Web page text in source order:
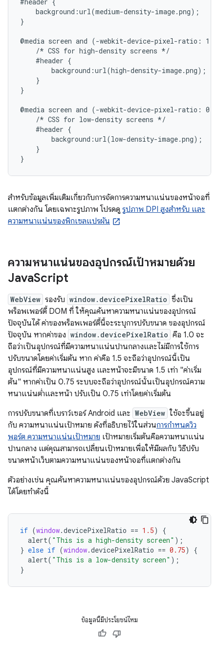
    background:url(medium-density-image.png);
}
@media screen and (-webkit-device-pixel-ratio:
    /* CSS for high-density screens */
    #header {
        background:url(high-density-image.png);
    }
}
@media screen and (-webkit-device-pixel-ratio:
    /* CSS for low-density screens */
    #header {
        background:url(low-density-image.png);
    }
สำหรับข้อมูลเพิ่มเติมเกี่ยวกับการจัดการความหนาแน่นของหน้าจอที่
แตกต่างกัน โดยเฉพาะรูปภาพ โปรดดู รูปภาพ DPI สูงสำหรับ และ
ความหนาแน่นของพิกเซลแปรผัน
ความหนาแน่นของอุปกรณ์เป้าหมายด้วย
JavaScript
WebView รองรับ window.devicePixelRatio ซึ่งเป็น
พร็อพเพอร์ตี้ DOM ที่ ให้คุณค้นหาความหนาแน่นของอุปกรณ์
ปัจจุบันได้ ค่าของพร็อพเพอร์ตี้นี้จะระบุการปรับขนาด ของอุปกรณ์
ปัจจุบัน หากค่าของ window.devicePixelRatio คือ 1.0 จะ
ถือว่าเป็นอุปกรณ์ที่มีความหนาแน่นปานกลางและไม่มีการใช้การ
ปรับขนาดโดยค่าเริ่มต้น หาก ค่าคือ 1.5 จะถือว่าอุปกรณ์นี้เป็น
อุปกรณ์ที่มีความหนาแน่นสูง และหน้าจะมีขนาด 1.5 เท่า "ค่าเริ่ม
ต้น" หากค่าเป็น 0.75 ระบบจะถือว่าอุปกรณ์นั้นเป็นอุปกรณ์ความ
หนาแน่นต่ำและหน้า ปรับเป็น 0.75 เท่าโดยค่าเริ่มต้น
การปรับขนาดที่เบราว์เซอร์ Android และ WebView ใช้จะขึ้นอยู่
กับ ความหนาแน่นเป้าหมาย ดังที่อธิบายไว้ในส่วนการกำหนดวิว
พอร์ต ความหนาแน่นเป้าหมาย เป้าหมายเริ่มต้นคือความหนาแน่น
ปานกลาง แต่คุณสามารถเปลี่ยนเป้าหมายเพื่อให้มีผลกับ วิธีปรับ
ขนาดหน้าเว็บตามความหนาแน่นของหน้าจอที่แตกต่างกัน
ตัวอย่างเช่น คุณค้นหาความหนาแน่นของอุปกรณ์ด้วย JavaScript
ได้โดยทำดังนี้
if (window.devicePixelRatio == 1.5)
{
alert( "This is a high-density screen" );
} else if (window.devicePixelRatio == 0.75)
{
alert( "This is a low-density screen" );
}
ข้อมูลนี้มีประโยชน์ไหม